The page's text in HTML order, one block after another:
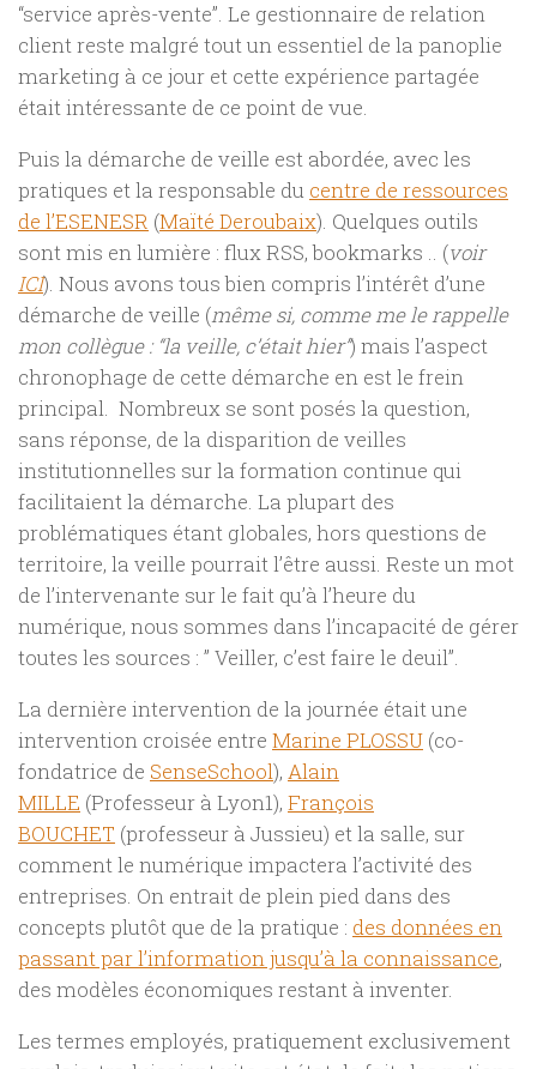
“service après-vente”. Le gestionnaire de relation
client reste malgré tout un essentiel de la panoplie
marketing à ce jour et cette expérience partagée
était intéressante de ce point de vue.
Puis la démarche de veille est abordée, avec les
pratiques et la responsable du centre de ressources
de l’ESENESR (Maïté Deroubaix). Quelques outils
sont mis en lumière : flux RSS, bookmarks .. (voir
ICI). Nous avons tous bien compris l’intérêt d’une
démarche de veille (même si, comme me le rappelle
mon collègue : “la veille, c’était hier”) mais l’aspect
chronophage de cette démarche en est le frein
principal. Nombreux se sont posés la question,
sans réponse, de la disparition de veilles
institutionnelles sur la formation continue qui
facilitaient la démarche. La plupart des
problématiques étant globales, hors questions de
territoire, la veille pourrait l’être aussi. Reste un mot
de l’intervenante sur le fait qu’à l’heure du
numérique, nous sommes dans l’incapacité de gérer
toutes les sources : ” Veiller, c’est faire le deuil”.
La dernière intervention de la journée était une
intervention croisée entre Marine PLOSSU (co-
fondatrice de SenseSchool), Alain
MILLE (Professeur à Lyon1), François
BOUCHET (professeur à Jussieu) et la salle, sur
comment le numérique impactera l’activité des
entreprises. On entrait de plein pied dans des
concepts plutôt que de la pratique : des données en
passant par l’information jusqu’à la connaissance,
des modèles économiques restant à inventer.
Les termes employés, pratiquement exclusivement